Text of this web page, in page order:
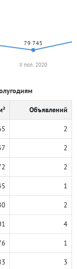
79 745
II пол. 2020
Объявлений
2
2
2
1
2
4
1
3